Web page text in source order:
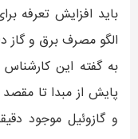
باید افزایش تعرفه
الگو مصرف برق و گاز
به گفته این کارشناس
پایش از مبدا تا مقصد
و گازوئیل موجود